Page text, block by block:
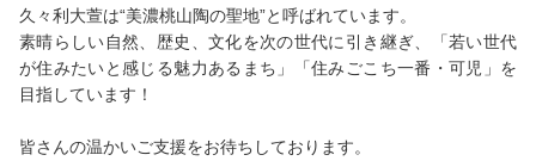
久々利大萱は“美濃桃山陶の聖地”と呼ばれています。
素晴らしい自然、歴史、文化を次の世代に引き継ぎ、「若い世代
が住みたいと感じる魅力あるまち」「住みごこち一番・可児」を
目指しています！
皆さんの温かいご支援をお待ちしております。